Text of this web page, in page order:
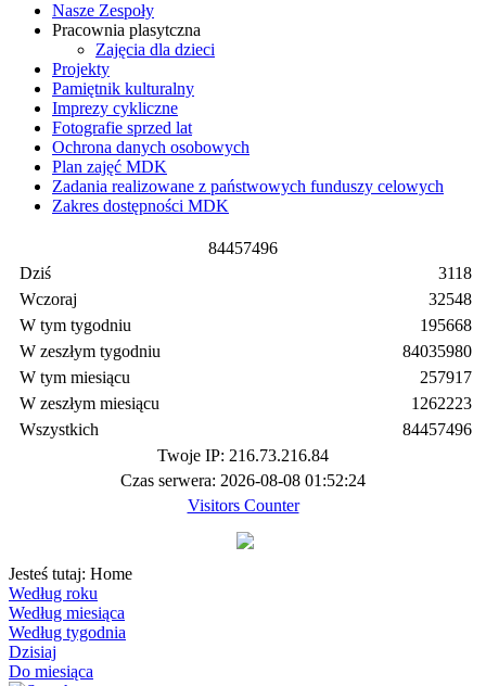
Nasze Zespoły
Pracownia plasytczna
Zajęcia dla dzieci
Projekty
Pamiętnik kulturalny
Imprezy cykliczne
Fotografie sprzed lat
Ochrona danych osobowych
Plan zajęć MDK
Zadania realizowane z państwowych funduszy celowych
Zakres dostępności MDK
84457496
Dziś
Wczoraj
W tym tygodniu
W zeszłym tygodniu
W tym miesiącu
W zeszłym miesiącu
Wszystkich
3118
32548
195668
84035980
257917
1262223
84457496
Twoje IP: 216.73.216.84
Czas serwera: 2026-08-08 01:52:24
Visitors Counter
Jesteś tutaj: Home
Według roku
Według miesiąca
Według tygodnia
Dzisiaj
Do miesiąca